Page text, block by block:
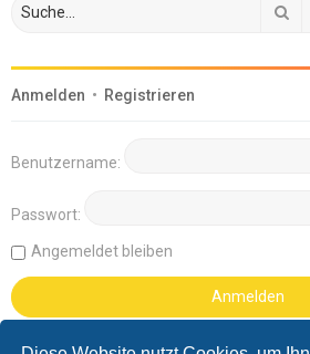
Anmelden • Registrieren
Benutzername:
Passwort:
Angemeldet bleiben